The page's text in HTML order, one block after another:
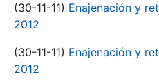
(30-11-11) Enajenación y
2012
(30-11-11) Enajenación y
2012